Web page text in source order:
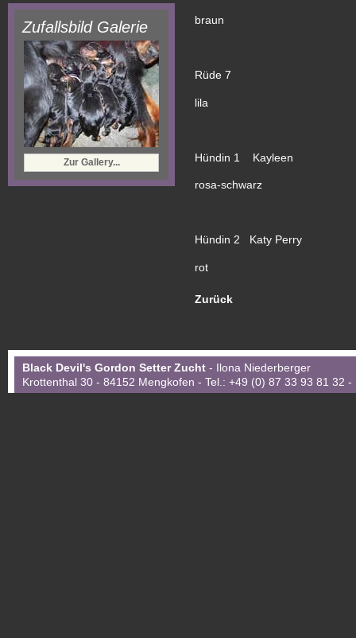
Zufallsbild Galerie
Zur Gallery...
braun
Rüde 7
lila
Hündin 1 Kayleen
rosa-schwarz
Hündin 2 Katy Perry
rot
Zurück
Black Devil's Gordon Setter Zucht - Ilona Niederberger
Krottenthal 30 - 84152 Mengkofen - Tel.: +49 (0) 87 33 93 81 32